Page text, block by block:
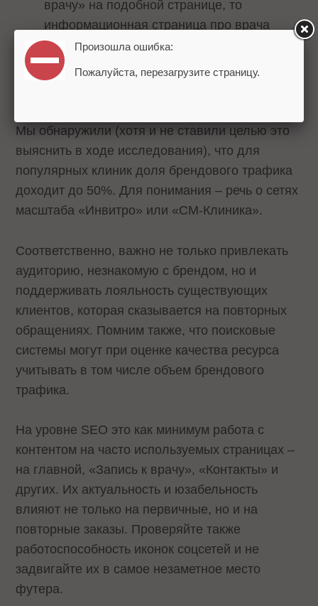
врачу» на подобной странице, то
информационная страница про врача
также сможет давать лиды.
Мы обнаружили (хотя и не ставили целью это
выяснить в ходе исследования), что для
популярных клиник доля брендового трафика
доходит до 50%. Для понимания – речь о сетях
масштаба «Инвитро» или «СМ-Клиника».
Соответственно, важно не только привлекать
аудиторию, незнакомую с брендом, но и
поддерживать лояльность существующих
клиентов, которая сказывается на повторных
обращениях. Помним также, что поисковые
системы могут при оценке качества ресурса
учитывать в том числе объем брендового
трафика.
На уровне SEO это как минимум работа с
контентом на часто используемых страницах –
на главной, «Запись к врачу», «Контакты» и
других. Их актуальность и юзабельность
влияют не только на первичные, но и на
повторные заказы. Проверяйте также
работоспособность иконок соцсетей и не
задвигайте их в самое незаметное место
футера.
Произошла ошибка:
Пожалуйста, перезагрузите страницу.